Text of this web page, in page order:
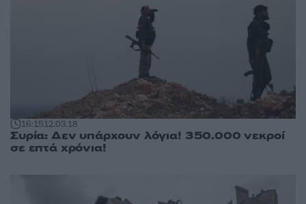
16:1512.03.18
Συρία: Δεν υπάρχουν λόγια! 350.000 νεκροί
σε επτά χρόνια!